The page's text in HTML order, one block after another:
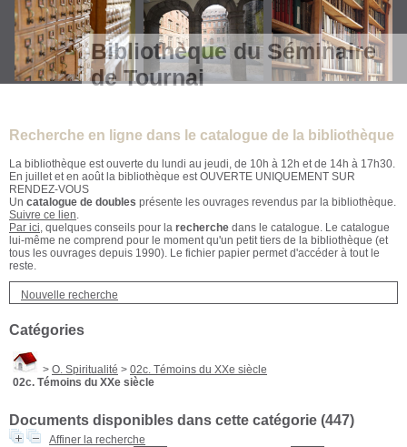
Bibliothèque du Séminaire
de Tournai
Recherche en ligne dans le catalogue de la bibliothèque
La bibliothèque est ouverte du lundi au jeudi, de 10h à 12h et de 14h à 17h30.
En juillet et en août la bibliothèque est OUVERTE UNIQUEMENT SUR
RENDEZ-VOUS
Un catalogue de doubles présente les ouvrages revendus par la bibliothèque.
Suivre ce lien.
Par ici, quelques conseils pour la recherche dans le catalogue. Le catalogue
lui-même ne comprend pour le moment qu'un petit tiers de la bibliothèque (et
tous les ouvrages depuis 1990). Le fichier papier permet d'accéder à tout le
reste.
Nouvelle recherche
Catégories
> O. Spiritualité > 02c. Témoins du XXe siècle
02c. Témoins du XXe siècle
Documents disponibles dans cette catégorie (447)
Affiner la recherche